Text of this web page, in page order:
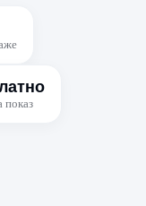
показ